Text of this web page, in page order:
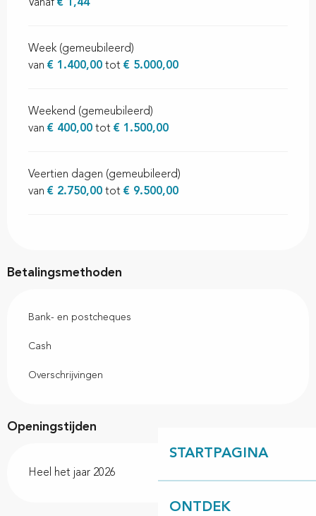
STARTPAGINA
ONTDEK
Vanaf € 1,44
Week (gemeubileerd)
van € 1.400,00 tot € 5.000,00
Weekend (gemeubileerd)
van € 400,00 tot € 1.500,00
Veertien dagen (gemeubileerd)
van € 2.750,00 tot € 9.500,00
Betalingsmethoden
Bank- en postcheques
Cash
Overschrijvingen
Openingstijden
Heel het jaar 2026